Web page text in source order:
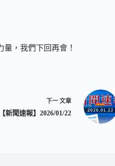
，我們下回再會！
下一 文章
【新聞速報】2026/01/22